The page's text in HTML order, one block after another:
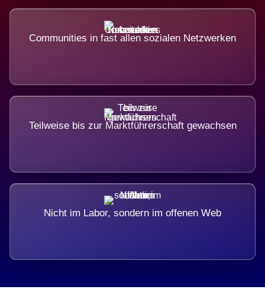
Communities in fast allen sozialen Netzwerken
Teilweise bis zur Marktführerschaft gewachsen
Nicht im Labor, sondern im offenen Web